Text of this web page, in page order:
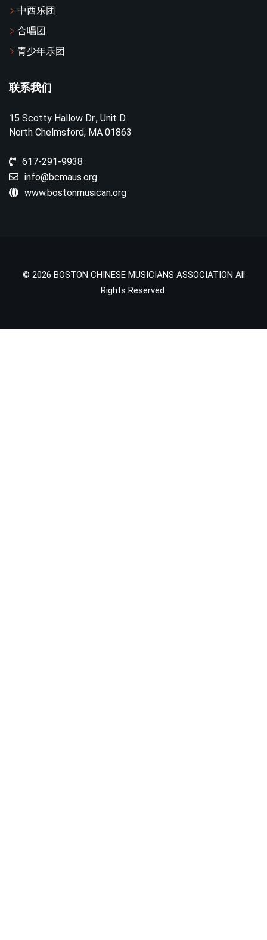
中西乐团
合唱团
青少年乐团
联系我们
15 Scotty Hallow Dr., Unit D
North Chelmsford, MA 01863
617-291-9938
info@bcmaus.org
www.bostonmusican.org
© 2026 BOSTON CHINESE MUSICIANS ASSOCIATION All
Rights Reserved.